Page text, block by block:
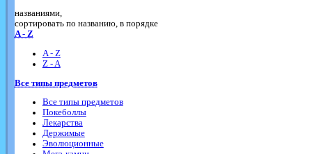
названиями,
cортировать по названию, в порядке
A - Z
A - Z
Z - A
Все типы предметов
Все типы предметов
Покеболлы
Лекарства
Держимые
Эволюционные